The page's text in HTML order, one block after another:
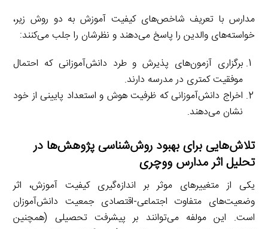
مدارس با تعریف شاخص‌های کیفیت آموزش به دو روش زیر،
خواسته‌های والدین را پاسخ می‌دهند و نظرشان را جلب می‌کنند:
برگزاری آزمون‌های پذیرش و طرد دانش‌آموزانی که احتمال
موفقیت کمتری در مدرسه دارند.
اخراج دانش‌آموزانی که ظرفیت هوش و استعداد پایینی از خود
نشان می‌دهند.
تلاش‌هایی برای بهبود روش‌شناسی پژوهش‌ها در
تحلیل اثر مدارس ووچری
یکی از متغییرهای موثر بر اندازه‌گیری کیفیت آموزش، اثر
وضعیت‌های متفاوت اجتماعی-اقتصادی جمعیت دانش‌آموزان
است. این مولفه می‌توانند بر پیشرفت تحصیلی (همچنین